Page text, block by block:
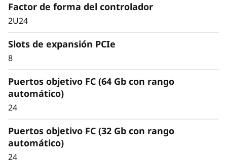
flexibilidad para
dinámicas de
almacenamiento
Factor de forma del controlador
2U24
Slots de expansión PCIe
8
Puertos objetivo FC (64 Gb con rango
automático)
24
Puertos objetivo FC (32 Gb con rango
automático)
24